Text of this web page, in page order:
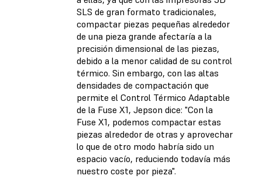
SLS de gran formato tradicionales,
compactar piezas pequeñas alrededor
de una pieza grande afectaría a la
precisión dimensional de las piezas,
debido a la menor calidad de su control
térmico. Sin embargo, con las altas
densidades de compactación que
permite el Control Térmico Adaptable
de la Fuse X1, Jepson dice: "Con la
Fuse X1, podemos compactar estas
piezas alrededor de otras y aprovechar
lo que de otro modo habría sido un
espacio vacío, reduciendo todavía más
nuestro coste por pieza".